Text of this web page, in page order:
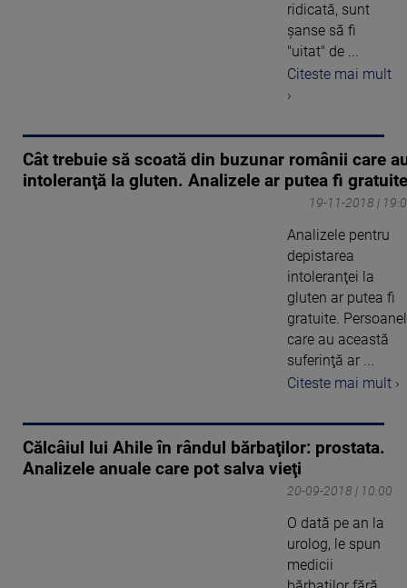
ridicată, sunt
şanse să fi
"uitat" de ...
Citeste mai mult
›
Cât trebuie să scoată din buzunar românii care
intoleranţă la gluten. Analizele ar putea fi gratuite
19-11-2018 |
Analizele pentru
depistarea
intoleranţei la
gluten ar putea fi
gratuite.
care au această
suferinţă ar ...
Citeste mai mult ›
Călcâiul lui Ahile în rândul bărbaţilor: prostata.
Analizele anuale care pot salva vieţi
20-09-2018 | 10:00
O dată pe an la
urolog, le spun
medicii